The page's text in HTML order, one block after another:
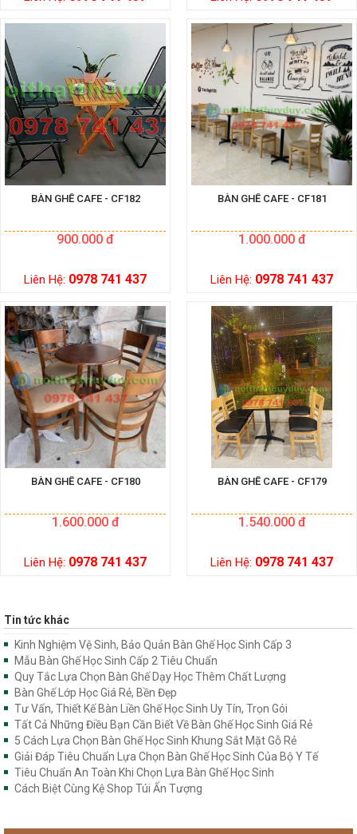
BÀN GHẾ CAFE - CF182
900.000 đ
Liên Hệ: 0978 741 437
BÀN GHẾ CAFE - CF181
1.000.000 đ
Liên Hệ: 0978 741 437
BÀN GHẾ CAFE - CF180
1.600.000 đ
Liên Hệ: 0978 741 437
BÀN GHẾ CAFE - CF179
1.540.000 đ
Liên Hệ: 0978 741 437
Tin tức khác
Kinh Nghiệm Vệ Sinh, Bảo Quản Bàn Ghế Học Sinh Cấp 3
Mẫu Bàn Ghế Học Sinh Cấp 2 Tiêu Chuẩn
Quy Tắc Lựa Chọn Bàn Ghế Dạy Học Thêm Chất Lượng
Bàn Ghế Lớp Học Giá Rẻ, Bền Đẹp
Tư Vấn, Thiết Kế Bàn Liền Ghế Học Sinh Uy Tín, Trọn Gói
Tất Cả Những Điều Bạn Cần Biết Về Bàn Ghế Học Sinh Giá Rẻ
5 Cách Lựa Chọn Bàn Ghế Học Sinh Khung Sắt Mặt Gỗ Rẻ
Giải Đáp Tiêu Chuẩn Lựa Chọn Bàn Ghế Học Sinh Của Bộ Y Tế
Tiêu Chuẩn An Toàn Khi Chọn Lựa Bàn Ghế Học Sinh
Cách Biệt Cùng Kệ Shop Túi Ấn Tượng